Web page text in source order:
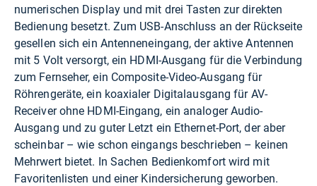
numerischen Display und mit drei Tasten zur direkten
Bedienung besetzt. Zum USB-Anschluss an der Rückseite
gesellen sich ein Antenneneingang, der aktive Antennen
mit 5 Volt versorgt, ein HDMI-Ausgang für die Verbindung
zum Fernseher, ein Composite-Video-Ausgang für
Röhrengeräte, ein koaxialer Digitalausgang für AV-
Receiver ohne HDMI-Eingang, ein analoger Audio-
Ausgang und zu guter Letzt ein Ethernet-Port, der aber
scheinbar – wie schon eingangs beschrieben – keinen
Mehrwert bietet. In Sachen Bedienkomfort wird mit
Favoritenlisten und einer Kindersicherung geworben.